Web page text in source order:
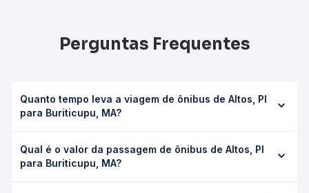
Perguntas Frequentes
Quanto tempo leva a viagem de ônibus de Altos, PI
para Buriticupu, MA?
em média 13h 23min, podendo variar conforme a viação, o
tipo de serviço (convencional, executivo ou leito) e as
Qual é o valor da passagem de ônibus de Altos, PI
para Buriticupu, MA?